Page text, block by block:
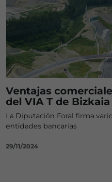
Ventajas
del VIA T de Bizkaia
La Diputación Foral firma
entidades bancarias
29/11/2024